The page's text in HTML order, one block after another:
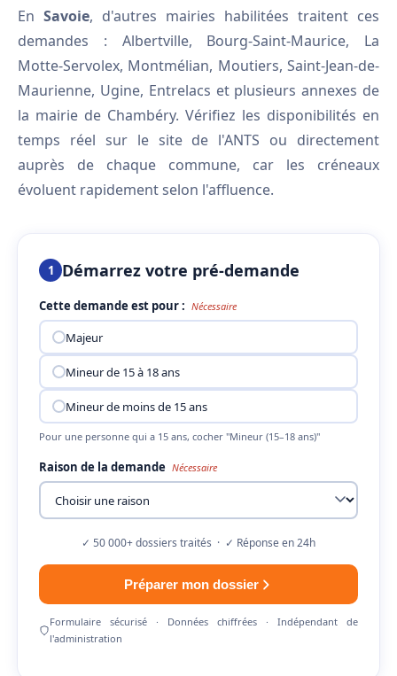
En Savoie, d'autres mairies habilitées traitent ces
demandes : Albertville, Bourg-Saint-Maurice, La
Motte-Servolex, Montmélian, Moutiers, Saint-Jean-de-
Maurienne, Ugine, Entrelacs et plusieurs annexes de
la mairie de Chambéry. Vérifiez les disponibilités en
temps réel sur le site de l'ANTS ou directement
auprès de chaque commune, car les créneaux
évoluent rapidement selon l'affluence.
1 Démarrez votre pré-demande
Cette demande est pour : Nécessaire
Majeur
Mineur de 15 à 18 ans
Mineur de moins de 15 ans
Pour une personne qui a 15 ans, cocher "Mineur (15–18 ans)"
Raison de la demande Nécessaire
✓ 50 000+ dossiers traités · ✓ Réponse en 24h
Préparer mon dossier
Formulaire sécurisé · Données chiffrées · Indépendant de
l'administration